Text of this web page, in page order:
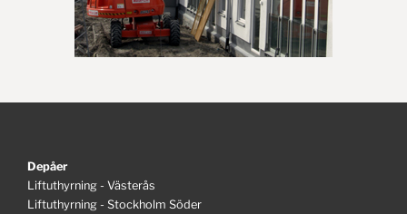
Depåer
Liftuthyrning - Västerås
Liftuthyrning - Stockholm Söder